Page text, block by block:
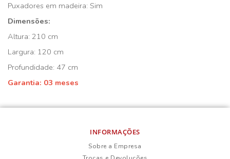
Puxadores em madeira: Sim
Dimensões:
Altura: 210 cm
Largura: 120 cm
Profundidade: 47 cm
Garantia: 03 meses
INFORMAÇÕES
Sobre a Empresa